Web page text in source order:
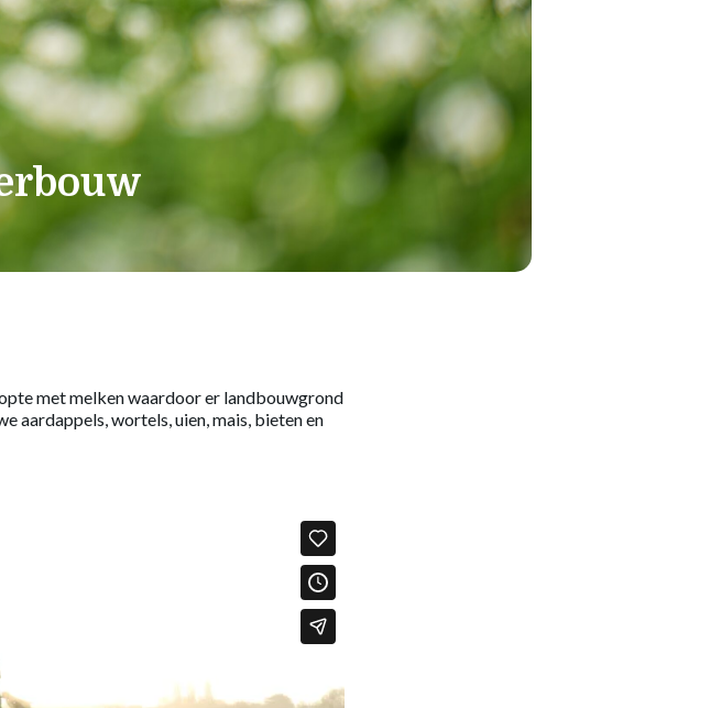
met melken waardoor er landbouwgrond
aardappels, wortels, uien, mais, bieten en